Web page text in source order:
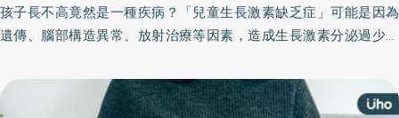
孩子長不高竟然是一種疾病？「兒童生長激素缺乏症」可能是因為
遺傳、腦部構造異常、放射治療等因素，造成生長激素分泌過少。
後，便無法繼續長高。對此，醫師建議，如果家長發現孩子的身高
比同年齡小朋友矮小，一定要盡快至診間評估。